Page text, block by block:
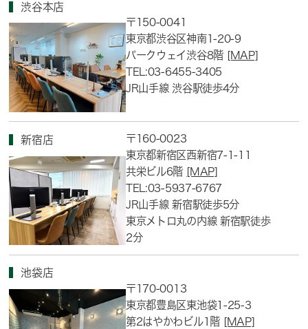
渋谷本店
〒150-0041
東京都渋谷区神南1-20-9
パークウェイ渋谷8階 [MAP]
TEL:03-6455-3405
JR山手線 渋谷駅徒歩4分
新宿店
〒160-0023
東京都新宿区西新宿7-1-11
共栄ビル6階 [MAP]
TEL:03-5937-6767
JR山手線 新宿駅徒歩5分
東京メトロ丸の内線 新宿駅徒歩
2分
池袋店
〒170-0013
東京都豊島区東池袋1-25-3
第2はやかわビル1階 [MAP]